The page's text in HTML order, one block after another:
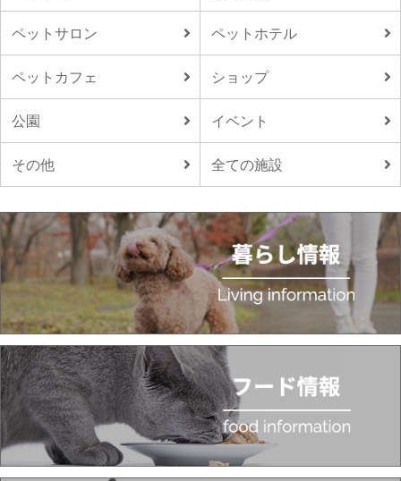
ペットサロン ペットホテル
ペットカフェ ショップ
公園 イベント
その他 全ての施設